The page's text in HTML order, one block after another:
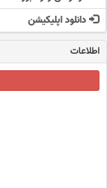
دانلود اپلیکیشن
اطلاعات